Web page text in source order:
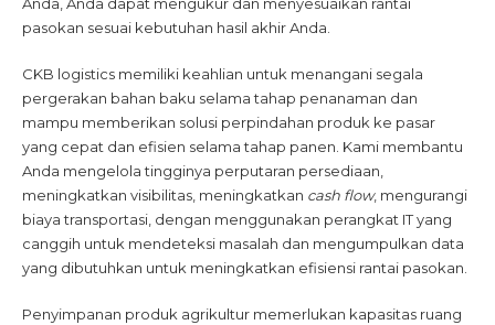
Anda, Anda dapat mengukur dan menyesuaikan rantai
pasokan sesuai kebutuhan hasil akhir Anda.
CKB logistics memiliki keahlian untuk menangani segala
pergerakan bahan baku selama tahap penanaman dan
mampu memberikan solusi perpindahan produk ke pasar
yang cepat dan efisien selama tahap panen. Kami membantu
Anda mengelola tingginya perputaran persediaan,
meningkatkan visibilitas, meningkatkan cash flow, mengurangi
biaya transportasi, dengan menggunakan perangkat IT yang
canggih untuk mendeteksi masalah dan mengumpulkan data
yang dibutuhkan untuk meningkatkan efisiensi rantai pasokan.
Penyimpanan produk agrikultur memerlukan kapasitas ruang